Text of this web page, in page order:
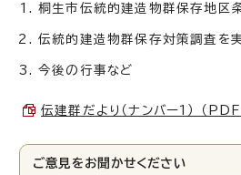
桐生市伝統的建造物群保存地区
伝統的建造物群保存対策調査を
今後の行事など
伝建群だより（ナンバー1） （
ご意見をお聞かせください